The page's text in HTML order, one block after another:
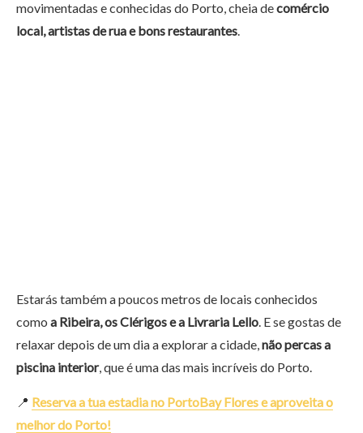
movimentadas e conhecidas do Porto, cheia decomércio
local, artistas de rua e bons restaurantes.
Estarás também a poucos metros de locais conhecidos
como a Ribeira, os Clérigos e a Livraria Lello . E se gostas de
relaxar depois de um dia a explorar a cidade, não percas a
piscina interior, que é uma das mais incríveis do Porto.
📍 Reserva a tua estadia no PortoBay Flores e aproveita o
melhor do Porto!